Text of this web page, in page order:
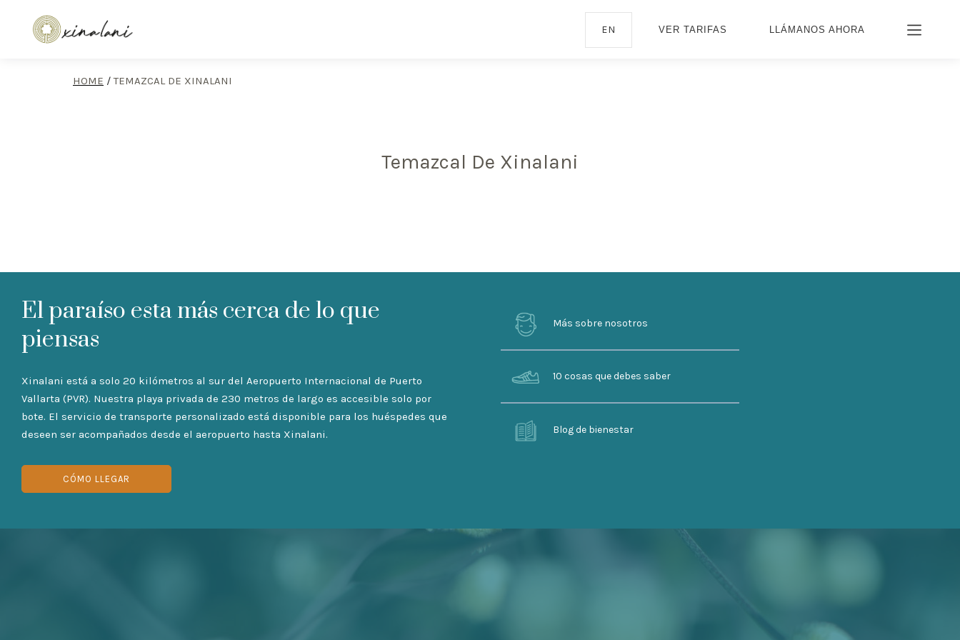
EN VER TARIFAS LLÁMANOS AHORA
HOME /TEMAZCAL DE XINALANI
Temazcal De Xinalani
El paraíso esta más cerca de lo que
piensas
Xinalani está a solo 20 kilómetros al sur del Aeropuerto Internacional de Puerto
Vallarta (PVR). Nuestra playa privada de 230 metros de largo es accesible solo por
bote. El servicio de transporte personalizado está disponible para los huéspedes que
deseen ser acompañados desde el aeropuerto hasta Xinalani.
CÓMO LLEGAR
Más sobre nosotros
10 cosas que debes saber
Blog de bienestar